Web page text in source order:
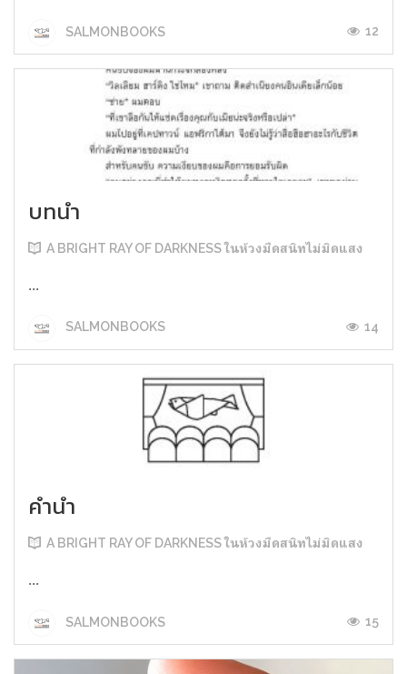
SALMONBOOKS 12
บทนำ
A BRIGHT RAY OF DARKNESS ในห้วงมืดสนิทไม่มิดแสง
...
SALMONBOOKS 14
คำนำ
A BRIGHT RAY OF DARKNESS ในห้วงมืดสนิทไม่มิดแสง
...
SALMONBOOKS 15